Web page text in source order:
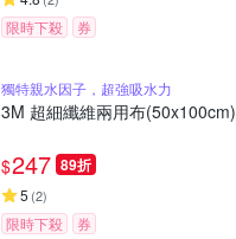
限時下殺 券
獨特親水因子，超強吸水力
3M 超細纖維兩用布(50x100cm)
$247 89折
5 (2)
限時下殺 券